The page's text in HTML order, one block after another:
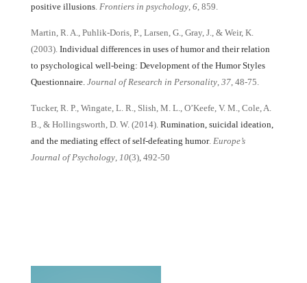
positive illusions. Frontiers in psychology, 6, 859.
Martin, R. A., Puhlik-Doris, P., Larsen, G., Gray, J., & Weir, K.
(2003). Individual differences in uses of humor and their relation
to psychological well-being: Development of the Humor Styles
Questionnaire. Journal of Research in Personality, 37, 48-75.
Tucker, R. P., Wingate, L. R., Slish, M. L., O’Keefe, V. M., Cole, A.
B., & Hollingsworth, D. W. (2014). Rumination, suicidal ideation,
and the mediating effect of self-defeating humor. Europe’s
Journal of Psychology, 10(3), 492-50